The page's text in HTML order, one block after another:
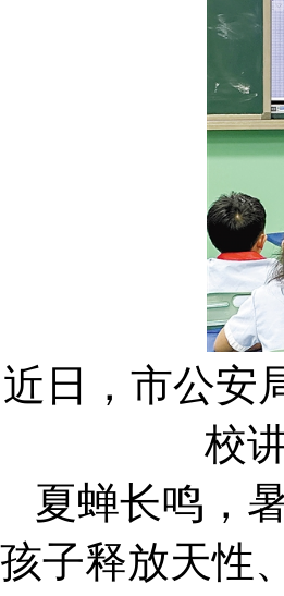
近日，市公安
校
夏蝉长鸣，
孩子释放天性